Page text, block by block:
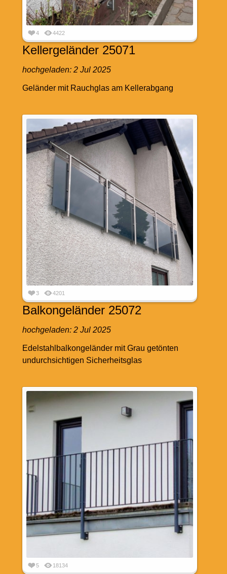
4 4422
Kellergeländer 25071
hochgeladen: 2 Jul 2025
Geländer mit Rauchglas am Kellerabgang
3 4201
Balkongeländer 25072
hochgeladen: 2 Jul 2025
Edelstahlbalkongeländer mit Grau getönten
undurchsichtigen Sicherheitsglas
5 18134